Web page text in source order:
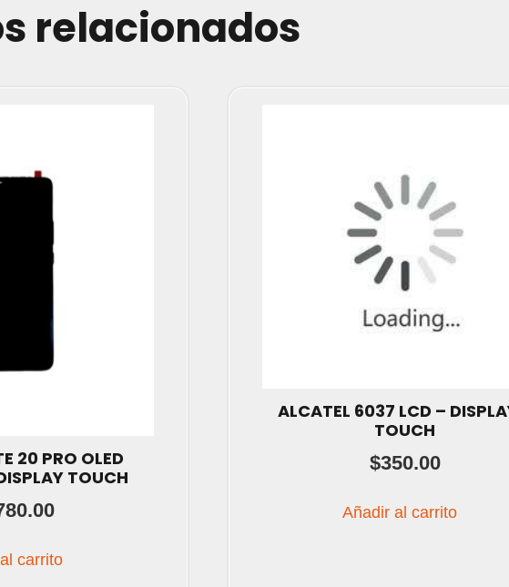
relacionados
20 PRO OLED
TOUCH
carrito
ALCATEL 6037 LCD –
TOUCH
$350.00
Añadir al carrito